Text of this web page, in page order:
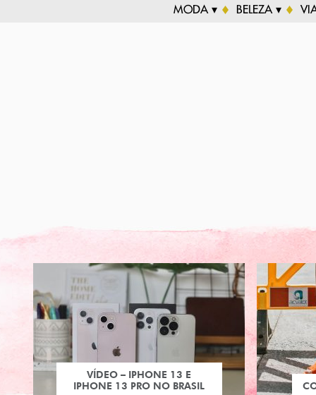
MODA ▾ BELEZA ▾
VÍDEO – IPHONE 13 E
IPHONE 13 PRO NO BRASIL